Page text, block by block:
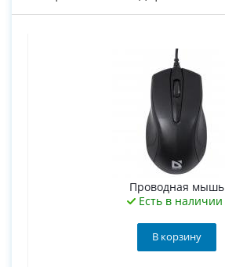
Проводная мышь
Есть в наличии
В корзину